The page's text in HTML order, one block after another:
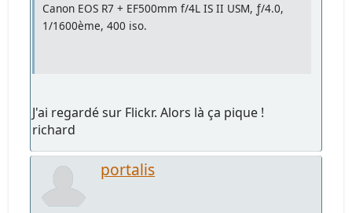
Canon EOS R7 + EF500mm f/4L IS II USM, ƒ/4.0,
1/1600ème, 400 iso.
J'ai regardé sur Flickr. Alors là ça pique !
richard
portalis